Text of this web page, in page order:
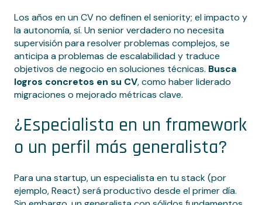
Los años en un CV no definen el seniority; el impacto y
la autonomía, sí. Un senior verdadero no necesita
supervisión para resolver problemas complejos, se
anticipa a problemas de escalabilidad y traduce
objetivos de negocio en soluciones técnicas. Busca
logros concretos en su CV, como haber liderado
migraciones o mejorado métricas clave.
¿Especialista en un framework
o un perfil más generalista?
Para una startup, un especialista en tu stack (por
ejemplo, React) será productivo desde el primer día.